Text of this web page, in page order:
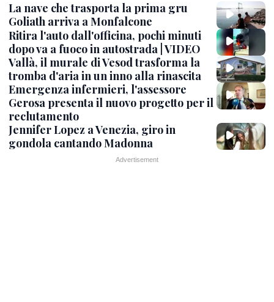
La nave che trasporta la prima gru
Goliath arriva a Monfalcone
Ritira l'auto dall'officina, pochi minuti
dopo va a fuoco in autostrada | VIDEO
Vallà, il murale di Vesod trasforma la
tromba d'aria in un inno alla rinascita
Emergenza infermieri, l'assessore
Gerosa presenta il nuovo progetto per il
reclutamento
Jennifer Lopez a Venezia, giro in
gondola cantando Madonna